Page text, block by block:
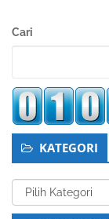
Sidebar
Cari
KATEGORI
Kategori